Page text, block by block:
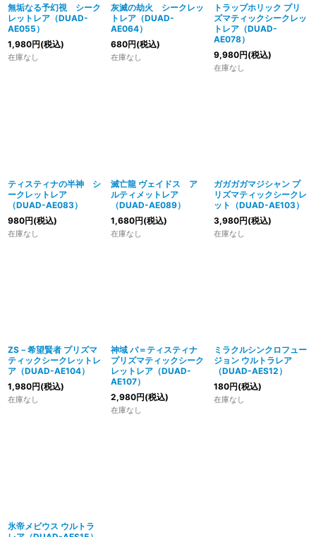
無垢なる予幻視 シーク
レットレア（DUAD-
AE055）
1,980円(税込)
在庫なし
灰滅の劫火 シークレッ
トレア（DUAD-
AE064）
680円(税込)
在庫なし
トラップホリック プリ
ズマティックシークレッ
トレア（DUAD-
AE078）
9,980円(税込)
在庫なし
ティスティナの半神 シ
ークレットレア
（DUAD-AE083）
980円(税込)
在庫なし
滅亡龍 ヴェイドス ア
ルティメットレア
（DUAD-AE089）
1,680円(税込)
在庫なし
ガガガガマジシャン プ
リズマティックシークレ
ット（DUAD-AE103）
3,980円(税込)
在庫なし
ZS－希望賢者 プリズマ
ティックシークレットレ
ア（DUAD-AE104）
1,980円(税込)
在庫なし
神域 バ＝ティスティナ
プリズマティックシーク
レットレア（DUAD-
AE107）
2,980円(税込)
在庫なし
ミラクルシンクロフュー
ジョン ウルトラレア
（DUAD-AES12）
180円(税込)
在庫なし
氷帝メビウス ウルトラ